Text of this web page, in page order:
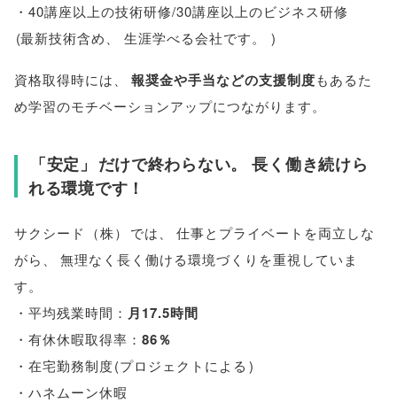
・40講座以上の技術研修/30講座以上のビジネス研修
(最新技術含め 生涯学べる会社です。 )
資格取得時には 報奨金や手当などの支援制度もあるた
め学習のモチベーションアップにつながります。
「安定 」 だけで終わらない。
長く働き続けら
れる環境です！
サクシード （株） では
仕事とプライベートを両立しな
がら
無理なく長く働ける環境づくりを重視していま
す。
・平均残業時間： 月17.5時間
・有休休暇取得率： 86％
・在宅勤務制度(プロジェクトによる )
・ハネムーン休暇